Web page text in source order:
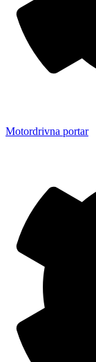
Motordrivna portar